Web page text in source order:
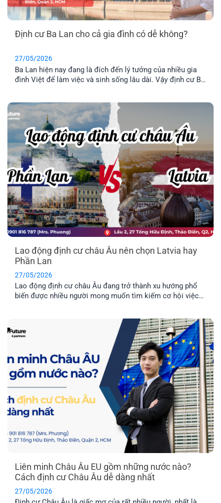
Định cư Ba Lan cho cả gia đình có dễ không?
27/05/2026
Ba Lan hiện nay đang là đích đến lý tưởng của nhiều gia
đình Việt để làm việc và sinh sống lâu dài. Vậy định cư Ba
Lao động định cư châu Âu nên chọn Latvia hay
Phần Lan
27/05/2026
Lao động định cư châu Âu đang trở thành xu hướng phổ
biến được nhiều người mong muốn tìm kiếm cơ hội việc
nhất hiện nay là Latvia và Phần Lan. Mỗi địa điểm đều có
những ưu điểm riêng. Vậy đâu mới là nơi phù hợp nhất với
Liên minh Châu Âu EU gồm những nước nào?
Cách định cư Châu Âu dễ dàng nhất
27/05/2026